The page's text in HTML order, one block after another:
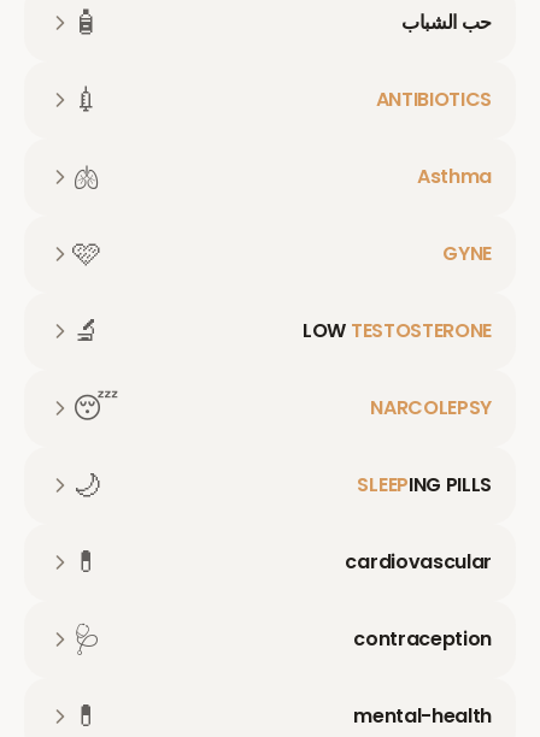
حب الشباب 🧴
ANTIBIOTICS
💉
Asthma
🫁
GYNE
🩷
LOW TESTOSTERONE
🔬
NARCOLEPSY
😴
SLEEPING PILLS
🌙
cardiovascular
💊
contraception
🩺
mental-health
💊